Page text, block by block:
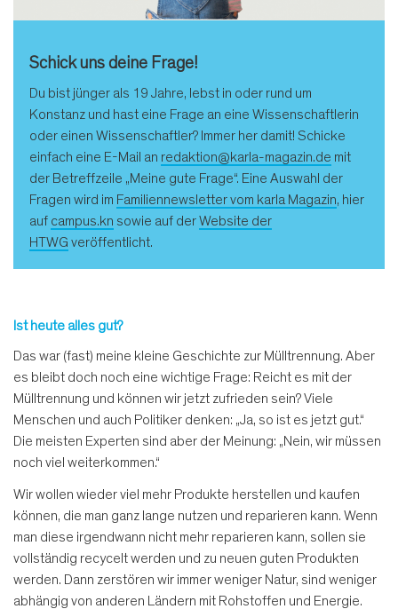
Schick uns deine Frage!
Du bist jünger als 19 Jahre, lebst in oder rund um
Konstanz und hast eine Frage an eine Wissenschaftlerin
oder einen Wissenschaftler? Immer her damit! Schicke
einfach eine E-Mail an redaktion@karla-magazin.de mit
der Betreffzeile „Meine gute Frage“. Eine Auswahl der
Fragen wird im Familiennewsletter vom karla Magazin, hier
auf campus.kn sowie auf derWebsite der
HTWG veröffentlicht.
Ist heute alles gut?
Das war (fast) meine kleine Geschichte zur Mülltrennung. Aber
es bleibt doch noch eine wichtige Frage: Reicht es mit der
Mülltrennung und können wir jetzt zufrieden sein? Viele
Menschen und auch Politiker denken: „Ja, so ist es jetzt gut.“
Die meisten Experten sind aber der Meinung: „Nein, wir müssen
noch viel weiterkommen.“
Wir wollen wieder viel mehr Produkte herstellen und kaufen
können, die man ganz lange nutzen und reparieren kann. Wenn
man diese irgendwann nicht mehr reparieren kann, sollen sie
vollständig recycelt werden und zu neuen guten Produkten
werden. Dann zerstören wir immer weniger Natur, sind weniger
abhängig von anderen Ländern mit Rohstoffen und Energie.